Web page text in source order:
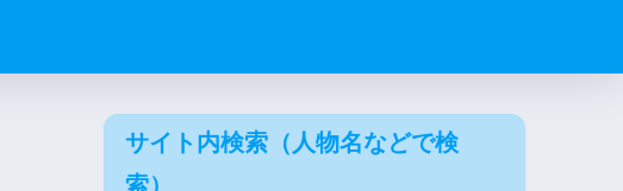
サイト内検索（人物名などで検
索）